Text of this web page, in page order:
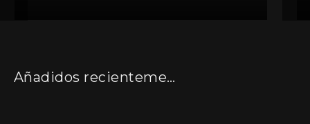
Añadidos recientemente